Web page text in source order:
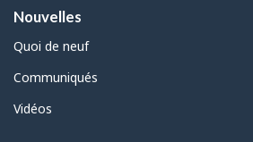
Nouvelles
Quoi de neuf
Communiqués
Vidéos